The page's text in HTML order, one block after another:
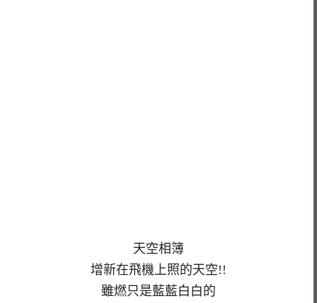
天空相簿
增新在飛機上照的天空!!
雖燃只是藍藍白白的